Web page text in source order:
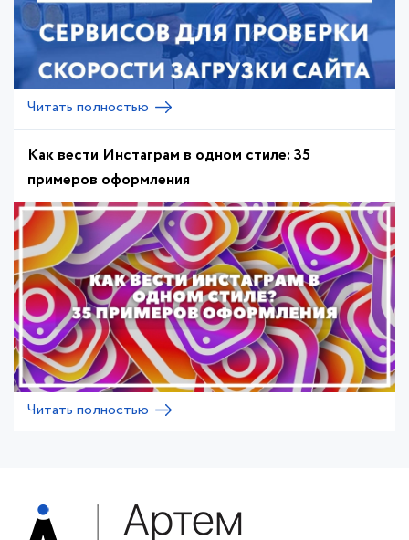
Читать полностью
Как вести Инстаграм в одном стиле: 35
примеров оформления
Читать полностью